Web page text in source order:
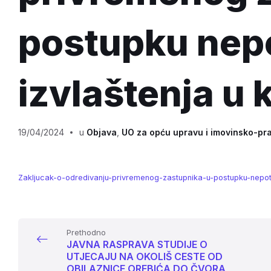
postupku
izvlaštenja u
19/04/2024 u Objava UO za opću upravu i imovinsko-
Zakljucak-o-odredivanju-privremenog-zastupnika-u-postupku-
Prethodno
JAVNA RASPRAVA STUDIJE O
UTJECAJU NA OKOLIŠ CESTE OD
OBILAZNICE OREBIĆA DO ČVORA